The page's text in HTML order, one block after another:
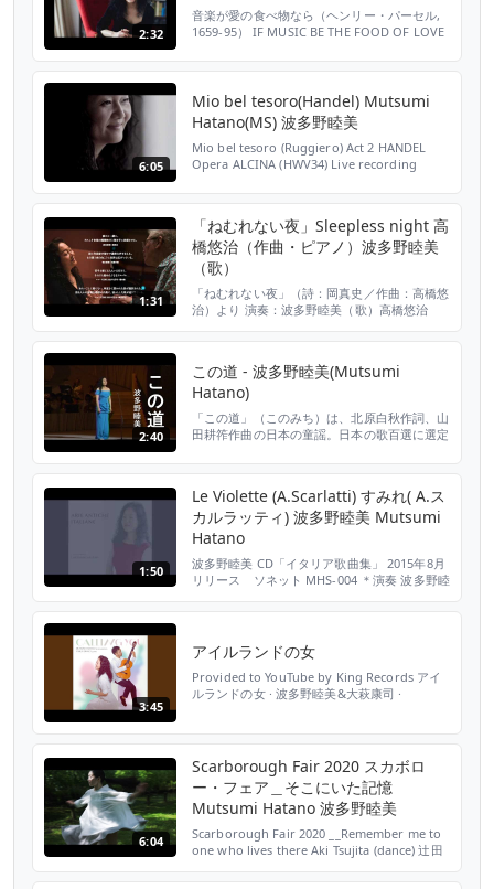
たくない？『歌う』人より『声』の人？『落語
家』と...
2:32
音楽が愛の食べ物なら（ヘンリー・パーセル,
1659-95） IF MUSIC BE THE FOOD OF LOVE
ード） Kumiko Shibasaki（harpsi...
6:05
Mio bel tesoro(Handel) Mutsumi
Hatano(MS) 波多野睦美
Mio bel tesoro (Ruggiero) Act 2 HANDEL
Opera ALCINA (HWV34) Live recording
1:31
「ねむれない夜」Sleepless night 高
橋悠治（作曲・ピアノ）波多野睦美
（歌）
「ねむれない夜」（詩：岡真史／作曲：高橋悠
治）より 演奏：波多野睦美（歌）高橋悠治
キングインターナショナル
https://www.kinginternational.co.jp/genre/mhs-
2:40
この道 - 波多野睦美(Mutsumi
Hatano)
「この道」（このみち）は、北原白秋作詞、山
田耕筰作曲の日本の童謡。日本の歌百選に選定
秋 #山田耕筰 #童謡 #日本の歌百選 #はたのむ
つみ #メゾソプラノ
1:50
Le Violette (A.Scarlatti) すみれ( A.ス
カルラッティ) 波多野睦美 Mutsumi
Hatano
波多野睦美 CD「イタリア歌曲集」 2015年8月
リリース ソネット MHS-004 ＊演奏 波多野睦
洋子／宮崎蓉子／小玉安奈／廣海史帆／長岡聡
季（バロック・ヴァイオリン） 朝吹園子（バ
ロック・ヴィオラ） 諸岡典経（ヴィオロー
ネ...
3:45
アイルランドの女
Provided to YouTube by King Records アイ
ルランドの女 · 波多野睦美&大萩康司 ·
6:04
Scarborough Fair 2020 スカボロ
ー・フェア＿そこにいた記憶
Mutsumi Hatano 波多野睦美
Scarborough Fair 2020 __Remember me to
one who lives there Aki Tsujita (dance) 辻田